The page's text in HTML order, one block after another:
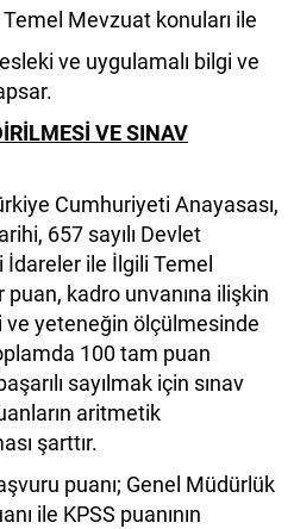
Mevzuat konuları ile
ve uygulamalı bilgi ve
VE SINAV
Cumhuriyeti Anayasası,
657 sayılı Devlet
ile İlgili Temel
kadro unvanına ilişkin
ve yeteneğin ölçülmesinde
100 tam puan
sayılmak için sınav
aritmetik
şarttır.
puanı; Genel Müdürlük
ile KPSS puanının